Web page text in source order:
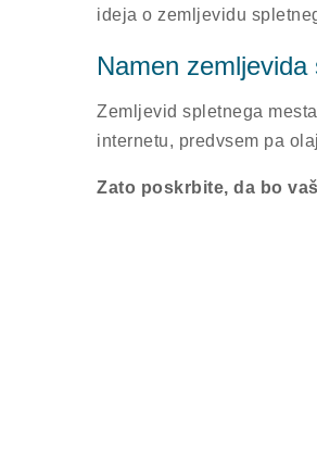
ideja o zemljevidu
Namen
Zemljevid spletnega
internetu, predvsem pa
Zato poskrbite, da bo